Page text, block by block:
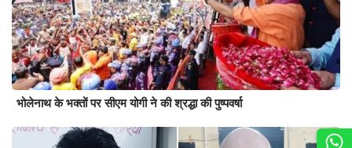
भोलेनाथ के भक्तों पर सीएम योगी ने की श्रद्धा की पुष्पवर्षा